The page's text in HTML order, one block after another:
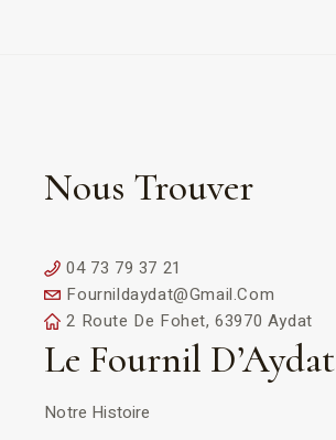
Nous Trouver
04 73 79 37 21
Fournildaydat@gmail.com
2 Route De Fohet, 63970 Aydat
Le Fournil D’Aydat
Notre Histoire